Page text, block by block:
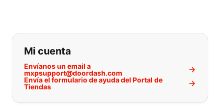
Si no puede encontrar lo que está
Mi cuenta
Envíanos un email a
mxpsupport@doordash.com
Envía el formulario de ayuda del Portal de
Tiendas